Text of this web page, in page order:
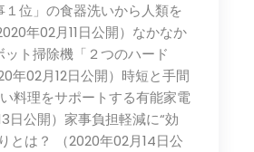
１位」の食器洗いから人類を
年02月11日公開）なかなか
ト掃除機「２つのハード
年02月12日公開）時短と手間
料理をサポートする有能家電
日公開）家事負担軽減に“効
とは？ （2020年02月14日公